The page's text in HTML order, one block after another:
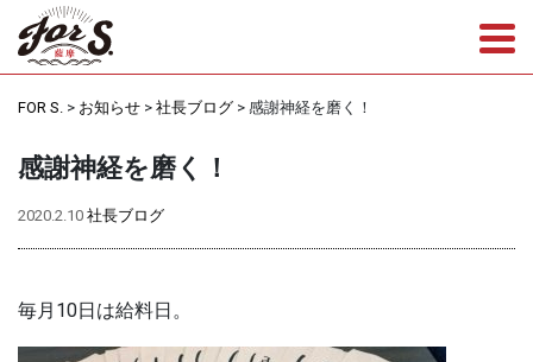
FOR S. > お知らせ > 社長ブログ > 感謝神経を磨く！
感謝神経を磨く！
2020.2.10 社長ブログ
毎月10日は給料日。